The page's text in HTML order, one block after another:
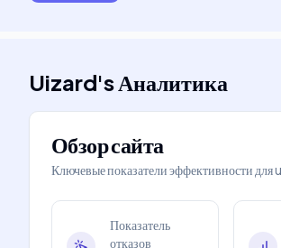
Uizard'sАналитика
Обзор сайта
Ключевые показатели эффективности для
Показатель
отказов